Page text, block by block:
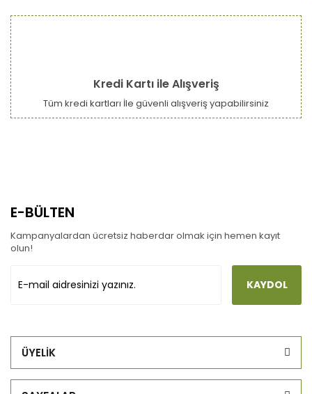
Kredi Kartı ile Alışveriş
Tüm kredi kartları İle güvenli alışveriş yapabilirsiniz
E-BÜLTEN
Kampanyalardan ücretsiz haberdar olmak için hemen kayıt
olun!
KAYDOL
ÜYELİK